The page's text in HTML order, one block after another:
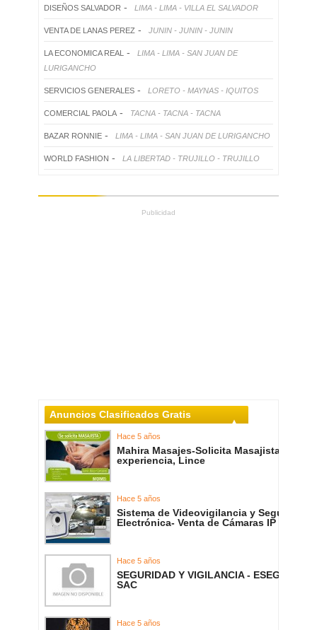
DISEÑOS SALVADOR - LIMA - LIMA - VILLA EL SALVADOR
VENTA DE LANAS PEREZ - JUNIN - JUNIN - JUNIN
LA ECONOMICA REAL -
LIMA - LIMA - SAN JUAN DE
LURIGANCHO
SERVICIOS GENERALES - LORETO - MAYNAS - IQUITOS
COMERCIAL PAOLA - TACNA - TACNA - TACNA
BAZAR RONNIE - LIMA - LIMA - SAN JUAN DE LURIGANCHO
WORLD FASHION - LA LIBERTAD - TRUJILLO - TRUJILLO
Publicidad
Anuncios Clasificados Gratis
Hace 5 años
Mahira Masajes-Solicita Masajista con
experiencia, Lince
Hace 5 años
Sistema de Videovigilancia y Seguridad
Electrónica- Venta de Cámaras IP
Hace 5 años
SEGURIDAD Y VIGILANCIA - ESEGEM
SAC
Hace 5 años